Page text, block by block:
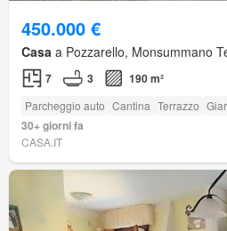
450.000 €
Casa a Pozzarello, Monsummano
7 3 190 m²
Parcheggio auto Cantina Terrazzo
30+ giorni fa
CASA.IT